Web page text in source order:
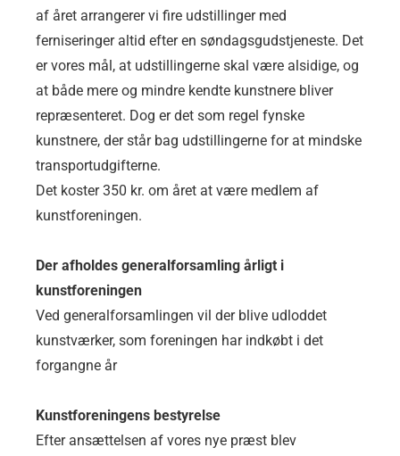
af året arrangerer vi fire udstillinger med
ferniseringer altid efter en søndagsgudstjeneste. Det
er vores mål, at udstillingerne skal være alsidige, og
at både mere og mindre kendte kunstnere bliver
repræsenteret. Dog er det som regel fynske
kunstnere, der står bag udstillingerne for at mindske
transportudgifterne.
Det koster 350 kr. om året at være medlem af
kunstforeningen.
Der afholdes generalforsamling årligt i
kunstforeningen
Ved generalforsamlingen vil der blive udloddet
kunstværker, som foreningen har indkøbt i det
forgangne år
Kunstforeningens bestyrelse
Efter ansættelsen af vores nye præst blev